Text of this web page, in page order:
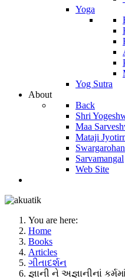
Yoga
Yog Sutra
About
Back
Shri
Maa
Mataji
Swargarohan
Sarvamangal
Web Site
You are here:
Home
Books
Articles
ગીતાદર્શન
જ્ઞાની ને અજ્ઞાનીનાં